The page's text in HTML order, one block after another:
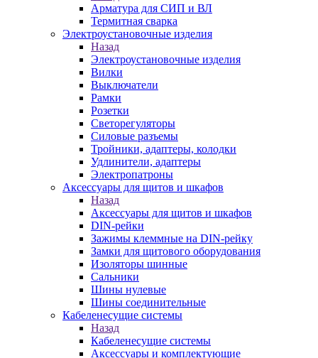
Арматура для СИП и ВЛ
Термитная сварка
Электроустановочные изделия
Назад
Электроустановочные изделия
Вилки
Выключатели
Рамки
Розетки
Светорегуляторы
Силовые разъемы
Тройники, адаптеры, колодки
Удлинители, адаптеры
Электропатроны
Аксессуары для щитов и шкафов
Назад
Аксессуары для щитов и шкафов
DIN-рейки
Зажимы клеммные на DIN-рейку
Замки для щитового оборудования
Изоляторы шинные
Сальники
Шины нулевые
Шины соединительные
Кабеленесущие системы
Назад
Кабеленесущие системы
Аксессуары и комплектующие